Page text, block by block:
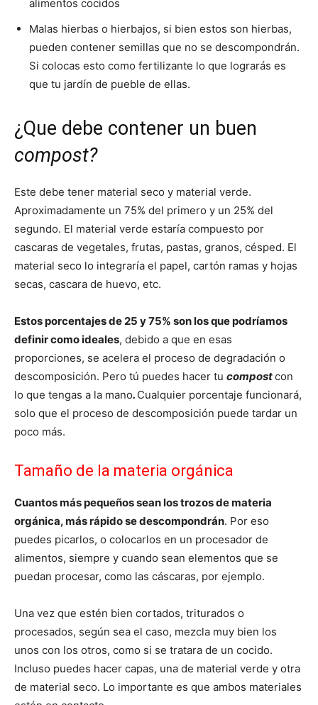
alimentos cocidos
Malas hierbas o hierbajos, si bien estos son hierbas,
pueden contener semillas que no se descompondrán.
Si colocas esto como fertilizante lo que lograrás es
que tu jardín de pueble de ellas.
¿Que debe contener un buen
compost?
Este debe tener material seco y material verde.
Aproximadamente un 75% del primero y un 25% del
segundo. El material verde estaría compuesto por
cascaras de vegetales, frutas, pastas, granos, césped. El
material seco lo integraría el papel, cartón ramas y hojas
secas, cascara de huevo, etc.
Estos porcentajes de 25 y 75% son los que podríamos
definir como ideales, debido a que en esas
proporciones, se acelera el proceso de degradación o
descomposición. Pero tú puedes hacer tu compostcon
lo que tengas a la mano. Cualquier porcentaje funcionará,
solo que el proceso de descomposición puede tardar un
poco más.
Tamaño de la materia orgánica
Cuantos más pequeños sean los trozos de materia
orgánica, más rápido se descompondrán. Por eso
puedes picarlos, o colocarlos en un procesador de
alimentos, siempre y cuando sean elementos que se
puedan procesar, como las cáscaras, por ejemplo.
Una vez que estén bien cortados, triturados o
procesados, según sea el caso, mezcla muy bien los
unos con los otros, como si se tratara de un cocido.
Incluso puedes hacer capas, una de material verde y otra
de material seco. Lo importante es que ambos materiales